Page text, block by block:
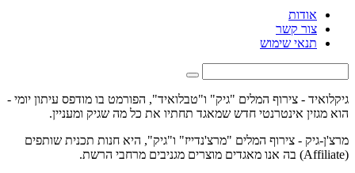
אודות
צור קשר
תנאי שימוש
גיקלואיד - צירוף המלים "גיק" ו"טבלואיד", הפורמט בו מודפס עיתון יומי -
הוא מגזין אינטרנטי חדש שמאגד תחתיו את כל מה שגיק ומעניין.
מרצ'ן-גיק - צירוף המלים "מרצ'נדייז" ו"גיק", היא חנות תכנית שותפים
(Affiliate) בה אנו מאגדים מוצרים מגניבים מרחבי הרשת.